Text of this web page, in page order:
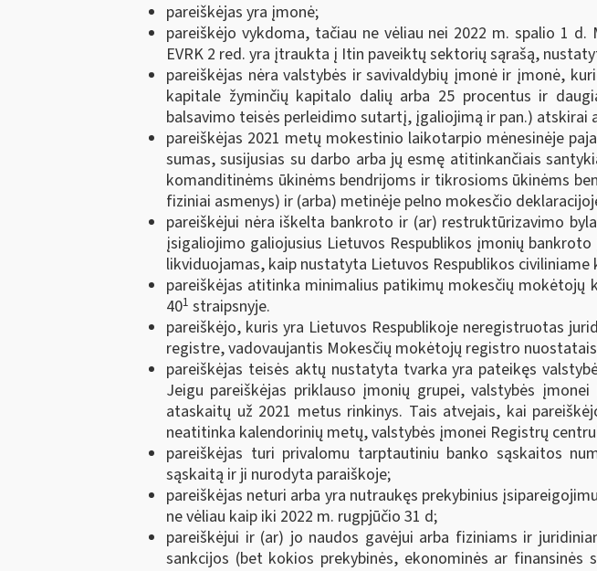
pareiškėjas yra įmonė;
pareiškėjo vykdoma, tačiau ne vėliau nei 2022 m. spalio 1
EVRK 2 red. yra įtraukta į Itin paveiktų sektorių sąrašą,
pareiškėjas nėra valstybės ir savivaldybių įmonė ir įmonė,
kapitale žyminčių kapitalo dalių arba 25 procentus ir
balsavimo teisės perleidimo sutartį, įgaliojimą ir pan.) atskirai
pareiškėjas 2021 metų mokestinio laikotarpio mėnesinėje
sumas, susijusias su darbo arba jų esmę atitinkančiais
komanditinėms ūkinėms bendrijoms ir tikrosioms ūkinėms
fiziniai asmenys) ir (arba) metinėje pelno mokesčio
pareiškėjui nėra iškelta bankroto ir (ar) restruktūrizavimo
įsigaliojimo galiojusius Lietuvos Respublikos įmonių
likviduojamas, kaip nustatyta Lietuvos Respublikos civiliniame
pareiškėjas atitinka minimalius patikimų mokesčių
401 straipsnyje.
pareiškėjo, kuris yra Lietuvos Respublikoje neregistruotas
registre, vadovaujantis Mokesčių mokėtojų registro
pareiškėjas teisės aktų nustatyta tvarka yra pateikęs
Jeigu pareiškėjas priklauso įmonių grupei, valstybės
ataskaitų už 2021 metus rinkinys. Tais atvejais, kai
neatitinka kalendorinių metų, valstybės įmonei Registrų
pareiškėjas turi privalomu tarptautiniu banko sąskaitos
sąskaitą ir ji nurodyta paraiškoje;
pareiškėjas neturi arba yra nutraukęs prekybinius
ne vėliau kaip iki 2022 m. rugpjūčio 31 d;
pareiškėjui ir (ar) jo naudos gavėjui arba fiziniams ir
sankcijos (bet kokios prekybinės, ekonominės ar